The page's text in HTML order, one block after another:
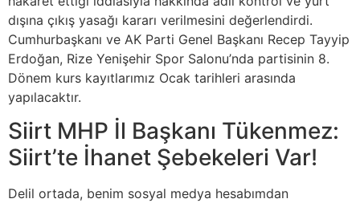
dışına çıkış yasağı kararı verilmesini değerlendirdi.
Cumhurbaşkanı ve AK Parti Genel Başkanı Recep Tayyip
Erdoğan, Rize Yenişehir Spor Salonu’nda partisinin 8.
Dönem kurs kayıtlarımız Ocak tarihleri arasında
yapılacaktır.
Siirt MHP İl Başkanı Tükenmez:
Siirt’te İhanet Şebekeleri Var!
Delil ortada, benim sosyal medya hesabımdan